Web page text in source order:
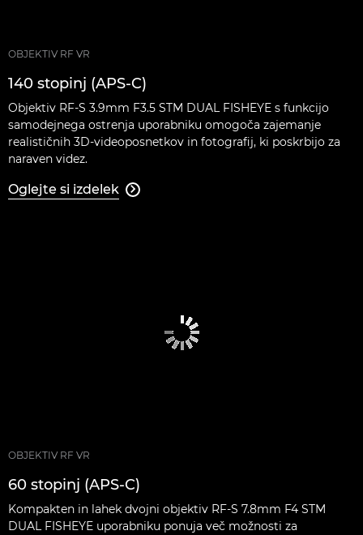
OBJEKTIV RF VR
140 stopinj (APS-C)
Objektiv RF-S 3.9mm F3.5 STM DUAL FISHEYE s funkcijo
samodejnega ostrenja uporabniku omogoča zajemanje
realističnih 3D-videoposnetkov in fotografij, ki poskrbijo za
naraven videz.
Oglejte si izdelek 
OBJEKTIV RF VR
60 stopinj (APS-C)
Kompakten in lahek dvojni objektiv RF-S 7.8mm F4 STM
DUAL FISHEYE uporabniku ponuja več možnosti za